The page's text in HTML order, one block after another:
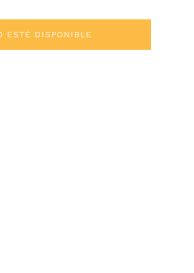
ESTÉ DISPONIBLE
Pinterest